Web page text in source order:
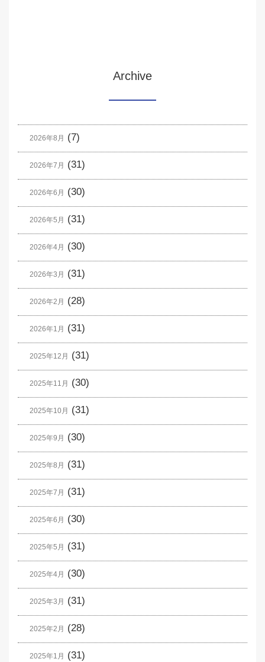
Archive
2026年8月 (7)
2026年7月 (31)
2026年6月 (30)
2026年5月 (31)
2026年4月 (30)
2026年3月 (31)
2026年2月 (28)
2026年1月 (31)
2025年12月 (31)
2025年11月 (30)
2025年10月 (31)
2025年9月 (30)
2025年8月 (31)
2025年7月 (31)
2025年6月 (30)
2025年5月 (31)
2025年4月 (30)
2025年3月 (31)
2025年2月 (28)
2025年1月 (31)